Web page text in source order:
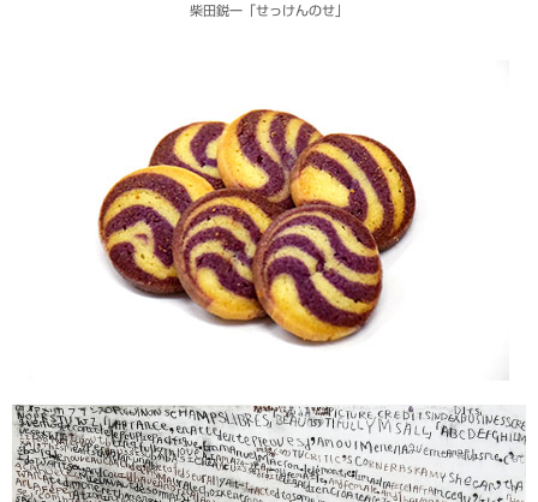
柴田鋭一「せっけんのせ」